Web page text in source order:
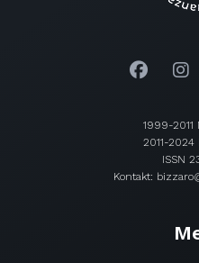
1999-2011
2011-2024
ISSN
Kontakt: